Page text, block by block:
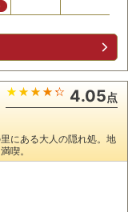
4.05点
にある大人の隠れ処。地
喫。